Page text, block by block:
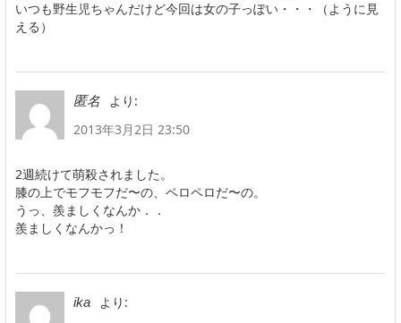
いつも野生児ちゃんだけど今回は女の子っぽい・・・（ように見
える）
匿名
より:
2013年3月2日 23:50
2週続けて萌殺されました。
膝の上でモフモフだ〜の、ペロペロだ〜の。
うっ、羨ましくなんか．．
羨ましくなんかっ！
ika
より: